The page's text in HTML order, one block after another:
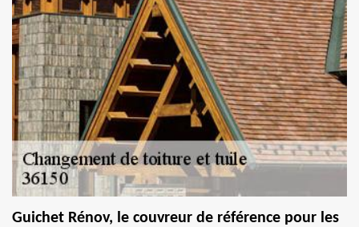
Guichet Rénov, le couvreur de référence pour les